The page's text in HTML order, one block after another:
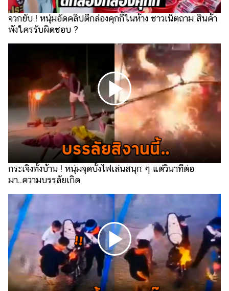
วา
ไร
ตี้
แม่
และ
เด็ก
สัตว์
เลี้ยง
Infographic
บริการ
แอปฯ
กระปุก
คอร์ส
ออนไลน์
เรียน
เลข
จวกยับ ! หนุ่มอัดคลิปตีกล่องคุกกี้ในห้าง ชาวเน็ตถาม สินค้า
พังใครรับผิดชอบ ?
กระเจิงทั้งบ้าน ! หนุ่มจุดบั้งไฟเล่นสนุก ๆ แต่วินาทีต่อ
มา..ความบรรลัยเกิด